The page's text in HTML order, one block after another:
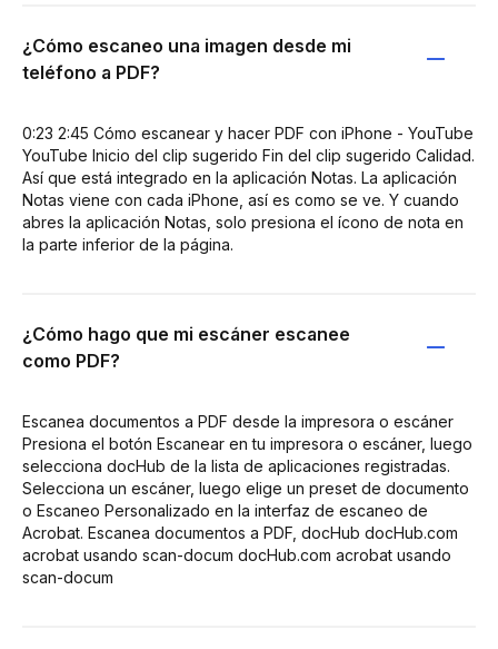
¿Cómo escaneo una imagen desde mi
teléfono a PDF?
0:23 2:45 Cómo escanear y hacer PDF con iPhone - YouTube
YouTube Inicio del clip sugerido Fin del clip sugerido Calidad.
Así que está integrado en la aplicación Notas. La aplicación
Notas viene con cada iPhone, así es como se ve. Y cuando
abres la aplicación Notas, solo presiona el ícono de nota en
la parte inferior de la página.
¿Cómo hago que mi escáner escanee
como PDF?
Escanea documentos a PDF desde la impresora o escáner
Presiona el botón Escanear en tu impresora o escáner, luego
selecciona docHub de la lista de aplicaciones registradas.
Selecciona un escáner, luego elige un preset de documento
o Escaneo Personalizado en la interfaz de escaneo de
Acrobat. Escanea documentos a PDF, docHub docHub.com
acrobat usando scan-docum docHub.com acrobat usando
scan-docum